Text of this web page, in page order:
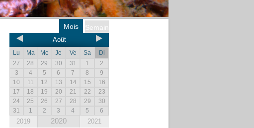
Semaine
Mois
Août
Lu Ma Me Je Ve Sa
Di
27
28 29 30 31 1
2
3
4 5 6 7 8
9
10
11 12 13 14 15
16
17
18 19 20 21 22
23
24
25 26 27 28 29
30
31
1 2 3 4 5 6
2019 2020 2021